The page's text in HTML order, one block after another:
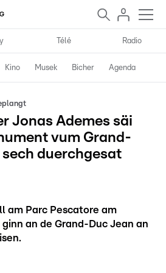
Télé Radio
Kino Musek Bicher Agenda
Jonas Ademes säi
vum Grand-
sech duerchgesat
am Parc Pescatore am
an de Grand-Duc Jean an